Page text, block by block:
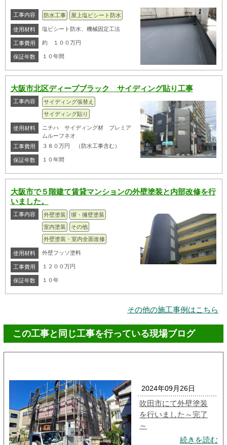
工事内容 防水工事 屋上塩ビシート防水
使用材料 塩ビシート防水、機械固定工法
工事費用 約 １００万円
保証年数 １０年間
大阪市北区ディープブラック サイディング貼り工事
工事内容
サイディング張替え
サイディング貼り
使用材料
ニチハ サイディング材 プレミア
ムルーフネオ
工事費用
３８０万円 （防水工事含む）
保証年数 １０年間
大阪市で５階建て賃貸マンションの外壁塗装と内部改修を行
いました。
工事内容 外壁塗装
塀・擁壁塗装
室内塗装
その他
外壁塗装・室内全面改修
使用材料 外壁フッソ塗料
工事費用 １２００万円
保証年数 １０年
その他の施工事例はこちら
この工事と同じ工事を行っている現場ブログ
2024年09月26日
吹田市にて外壁塗装
を行いました～完了
～
続きを読む